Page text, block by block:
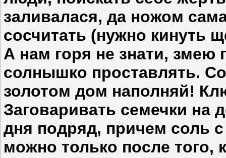
заливалася, да ножом
сосчитать (нужно кинуть
А нам горя не знати, змею
солнышко проставлять.
золотом дом наполняй!
Заговаривать семечки на
дня подряд, причем соль
можно только после того,